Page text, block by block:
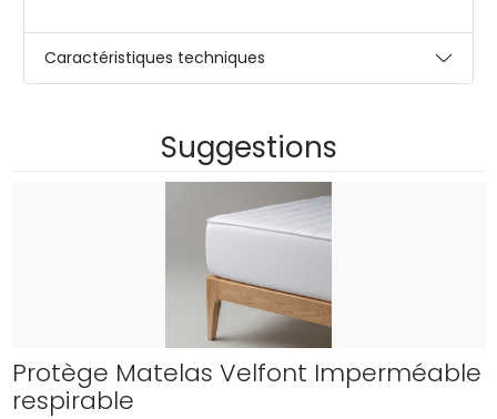
Caractéristiques techniques
Suggestions
Protège Matelas Velfont Imperméable
respirable